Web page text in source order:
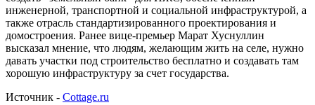
инженерной, транспортной и социальной инфраструктурой, а
также отрасль стандартизированного проектирования и
домостроения. Ранее вице-премьер Марат Хуснуллин
высказал мнение, что людям, желающим жить на селе, нужно
давать участки под строительство бесплатно и создавать там
хорошую инфраструктуру за счет государства.
Источник - Cottage.ru